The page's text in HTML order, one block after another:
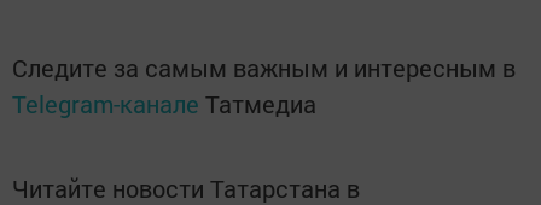
Следите за самым важным и интересным в
Telegram-канале Татмедиа
Читайте новости Татарстана в